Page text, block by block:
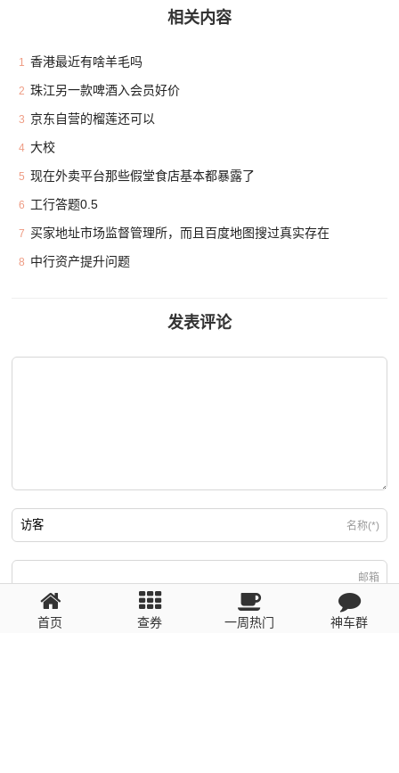
相关内容
1 香港最近有啥羊毛吗
2 珠江另一款啤酒入会员好价
3 京东自营的榴莲还可以
4 大校
5 现在外卖平台那些假堂食店基本都暴露了
6 工行答题0.5
7 买家地址市场监督管理所，而且百度地图搜过真实存在
8 中行资产提升问题
发表评论
名称(*)
邮箱
回复需填写必要信息
首页 查券 一周热门 神车群